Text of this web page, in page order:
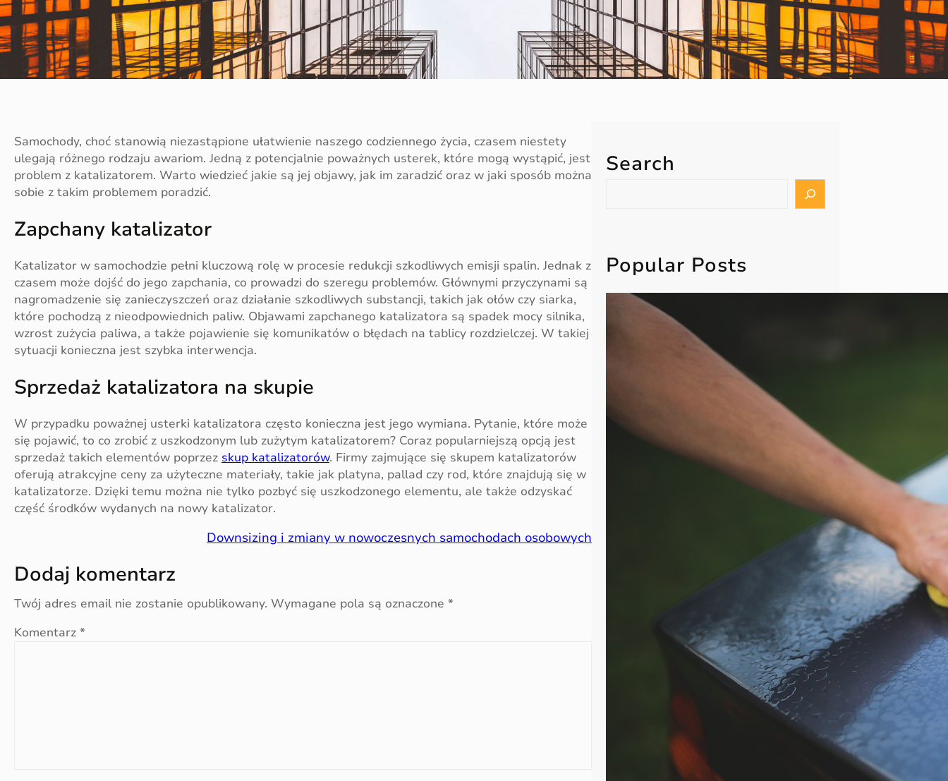
Samochody, choć stanowią niezastąpione ułatwienie naszego codziennego życia, czasem niestety
ulegają różnego rodzaju awariom. Jedną z potencjalnie poważnych usterek, które mogą wystąpić, jest
problem z katalizatorem. Warto wiedzieć jakie są jej objawy, jak im zaradzić oraz w jaki sposób można
sobie z takim problemem poradzić.
Zapchany katalizator
Katalizator w samochodzie pełni kluczową rolę w procesie redukcji szkodliwych emisji spalin. Jednak z
czasem może dojść do jego zapchania, co prowadzi do szeregu problemów. Głównymi przyczynami są
nagromadzenie się zanieczyszczeń oraz działanie szkodliwych substancji, takich jak ołów czy siarka,
które pochodzą z nieodpowiednich paliw. Objawami zapchanego katalizatora są spadek mocy silnika,
wzrost zużycia paliwa, a także pojawienie się komunikatów o błędach na tablicy rozdzielczej. W takiej
sytuacji konieczna jest szybka interwencja.
Sprzedaż katalizatora na skupie
W przypadku poważnej usterki katalizatora często konieczna jest jego wymiana. Pytanie, które może
się pojawić, to co zrobić z uszkodzonym lub zużytym katalizatorem? Coraz popularniejszą opcją jest
sprzedaż takich elementów poprzez skup katalizatorów. Firmy zajmujące się skupem katalizatorów
oferują atrakcyjne ceny za użyteczne materiały, takie jak platyna, pallad czy rod, które znajdują się w
katalizatorze. Dzięki temu można nie tylko pozbyć się uszkodzonego elementu, ale także odzyskać
część środków wydanych na nowy katalizator.
Downsizing i zmiany w nowoczesnych samochodach osobowych
Dodaj komentarz
Twój adres email nie zostanie opublikowany. Wymagane pola są oznaczone *
Komentarz *
Search
c
h
Popular Posts
Przygotowanie samochodu
na sezon letni
Przygotowanie karoserii
Przygotowanie karoserii
samochodu na sezon letni to
ważny krok w dbaniu o wygląd
i trwałość auta. Na początku
warto dokładnie umyć pojazd,
usuwając pozostałości soli,
brudu i owadów. Następnie
kątem uszkodzeń i ewentualnie
uzupełnić drobne rysy czy
odpryski. Dobrym
rozwiązaniem jest nałożenie
wosku lub powłoki ochronnej,
która zabezpieczy lakier…